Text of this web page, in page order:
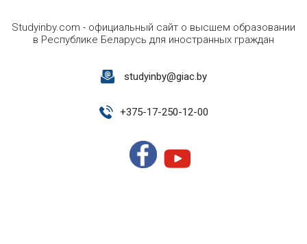
Studyinby.com - официальный сайт о высшем образовании
в Республике Беларусь для иностранных граждан
studyinby@giac.by
+375-17-250-12-00